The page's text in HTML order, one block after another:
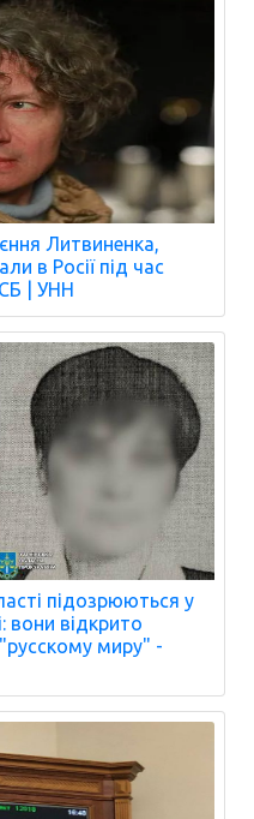
Литвиненка,
в Росії під час
| УНН
підозрюються у
вони відкрито
миру" -